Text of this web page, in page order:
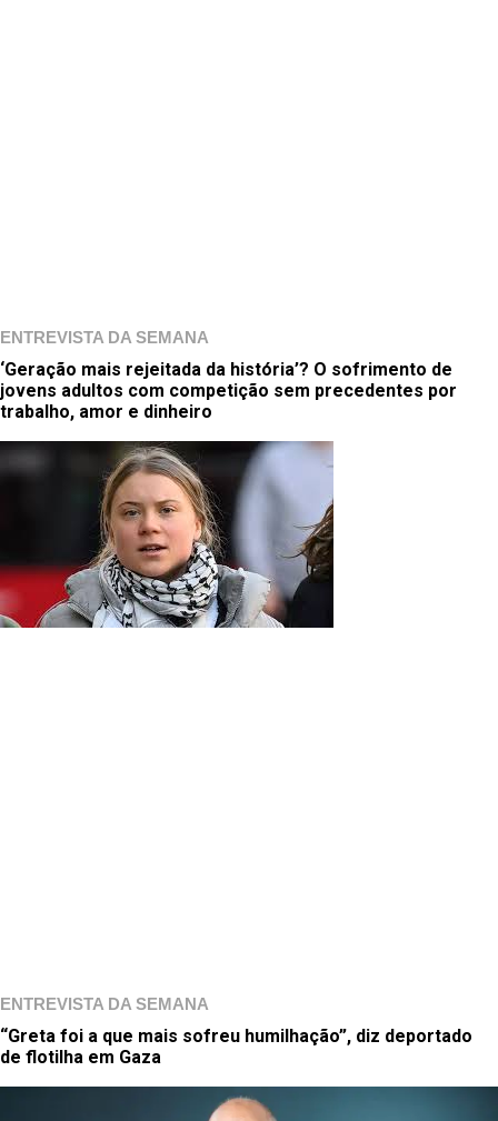
ENTREVISTA DA SEMANA
‘Geração mais rejeitada da história’? O sofrimento de
jovens adultos com competição sem precedentes por
trabalho, amor e dinheiro
ENTREVISTA DA SEMANA
“Greta foi a que mais sofreu humilhação”, diz deportado
de flotilha em Gaza